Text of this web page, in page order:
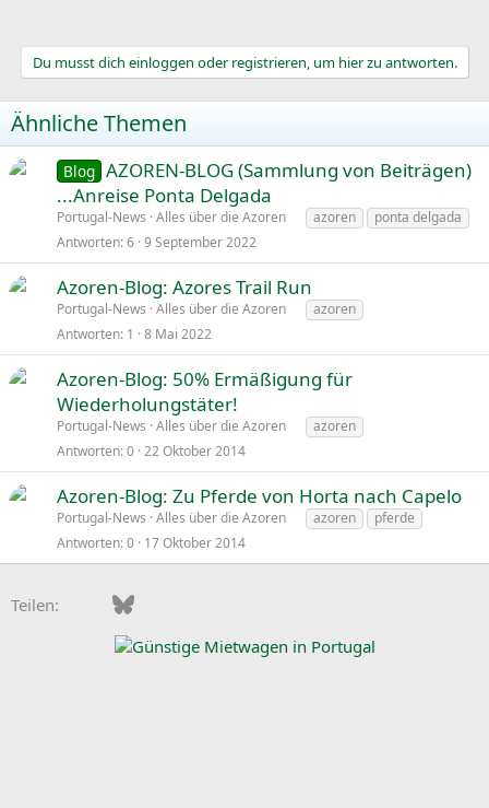
Du musst dich einloggen oder registrieren, um hier zu antworten.
Ähnliche Themen
Blog AZOREN-BLOG (Sammlung von Beiträgen)
...Anreise Ponta Delgada
Portugal-News Alles über die Azoren azoren
ponta delgada
Antworten 6 9 September 2022
Azoren-Blog: Azores Trail Run
Portugal-News Alles über die Azoren
azoren
Antworten 1 8 Mai 2022
Azoren-Blog: 50% Ermäßigung für
Wiederholungstäter!
Portugal-News Alles über die Azoren
azoren
Antworten 0 22 Oktober 2014
Azoren-Blog: Zu Pferde von Horta nach Capelo
Portugal-News Alles über die Azoren azoren
pferde
Antworten 0 17 Oktober 2014
Teilen: FacebookBluesky